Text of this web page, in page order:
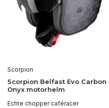
Scorpion
Scorpion Belfast Evo Carbon
Onyx motorhelm
Echte chopper caféracer